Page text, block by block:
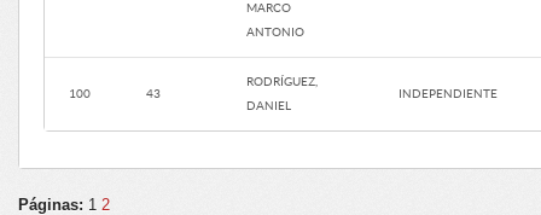
MARCO
ANTONIO
100 43
RODRÍGUEZ,
DANIEL
INDEPENDIENTE
Páginas: 1 2